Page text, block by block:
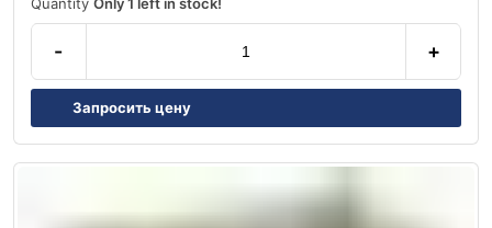
- +
Запросить цену